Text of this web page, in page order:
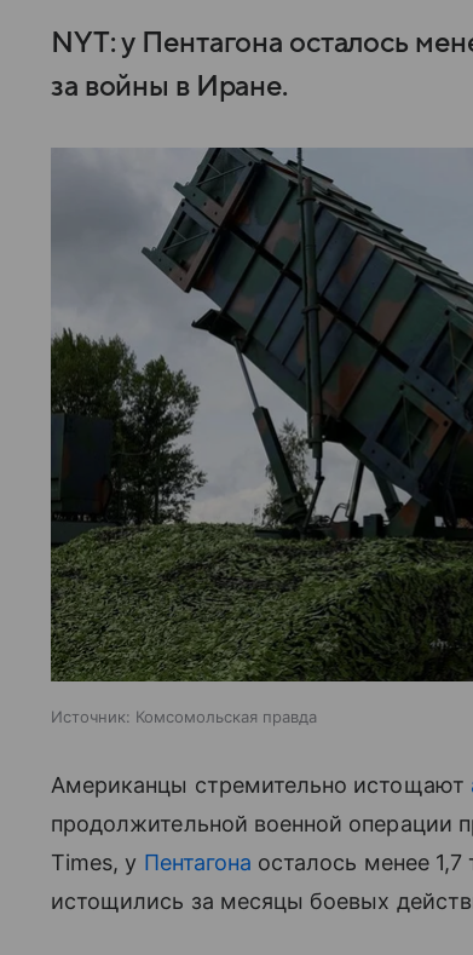
NYT: у Пентагона осталось
за войны в Иране.
Источник: Комсомольская правда
Американцы стремительно истощают
продолжительной военной операции
Times, у Пентагона осталось менее
истощились за месяцы боевых